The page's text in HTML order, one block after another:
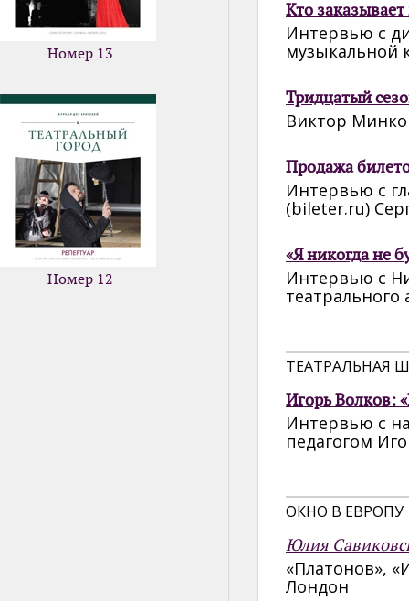
Номер 13
Номер 12
Кто
Интервью с
Тридцатый
Виктор
Продажа
Интервью с
(bileter.ru)
«Я никогда не
Интервью с
театрального
ТЕАТРАЛЬНАЯ
Игорь Волков:
Интервью с
педагогом
ОКНО В ЕВРОПУ
Юлия
«Платонов»,
Лондон